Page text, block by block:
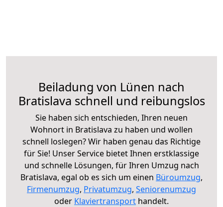
Beiladung von Lünen nach
Bratislava schnell und reibungslos
Sie haben sich entschieden, Ihren neuen
Wohnort in Bratislava zu haben und wollen
schnell loslegen? Wir haben genau das Richtige
für Sie! Unser Service bietet Ihnen erstklassige
und schnelle Lösungen, für Ihren Umzug nach
Bratislava, egal ob es sich um einen Büroumzug,
Firmenumzug, Privatumzug, Seniorenumzug
oder Klaviertransport handelt.